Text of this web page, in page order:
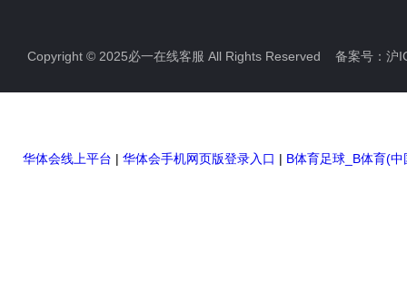
防雷检测仪器设备
高压无线核相仪
双钳相位伏安表
Copyright © 2025必一在线客服 All Rights Reserved 备案号： 沪
华体会线上平台 | 华体会手机网页版登录入口 | B体育足球_B体育(中